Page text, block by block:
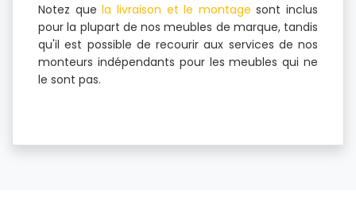
Notez quela livraison et le montage sont inclus
pour la plupart de nos meubles de marque, tandis
qu'il est possible de recourir aux services de nos
monteurs indépendants pour les meubles qui ne
le sont pas.